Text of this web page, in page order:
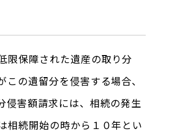
限保障された遺産の取り分
の遺留分を侵害する場合、
侵害額請求には、相続の発生
相続開始の時から１０年とい